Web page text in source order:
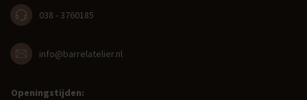
038 - 3760185
info@barrelatelier.nl
Openingstijden: